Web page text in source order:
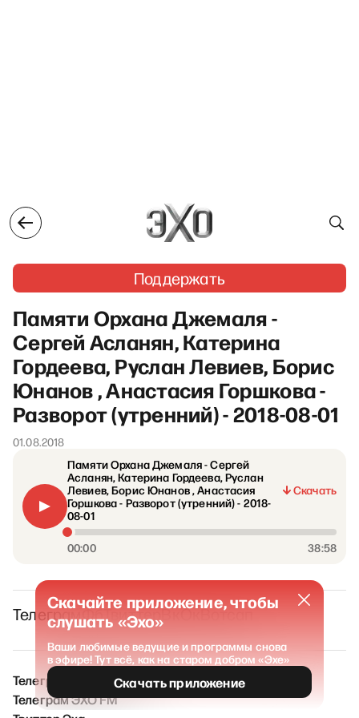
Поддержать
Памяти Орхана Джемаля -
Сергей Асланян, Катерина
Гордеева, Руслан Левиев, Борис
Юнанов , Анастасия Горшкова -
Разворот (утренний) - 2018-08-01
01.08.2018
Памяти Орхана Джемаля - Сергей
Асланян, Катерина Гордеева, Руслан
Левиев, Борис Юнанов , Анастасия
Горшкова - Разворот (утренний) - 2018-
08-01
Скачать
00:00 38:58
ТелеграмФбТвиттерВкОкВотсап
Скачайте приложение, чтобы
слушать «Эхо»
Ваши любимые ведущие и программы снова
в эфире! Тут всё, как на старом добром «Эхе»
Скачать приложение
Телеграм ЭХО / Новости
Телеграм ЭХО FM